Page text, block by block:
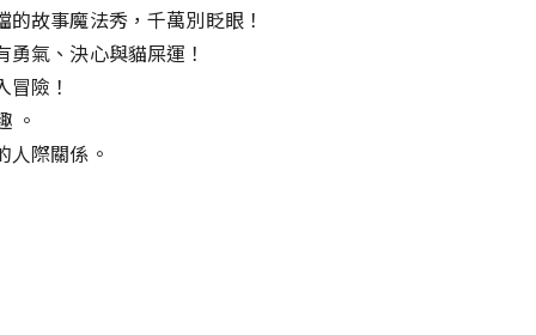
故事魔法秀，千萬別眨眼！
氣、決心與貓屎運！
險！
。
際關係。